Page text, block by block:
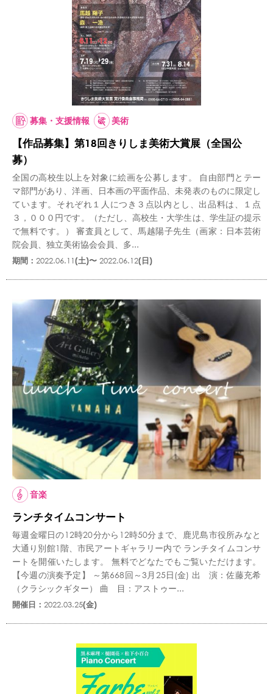
募集・支援情報 美術
【作品募集】第18回きりしま美術大賞展（全国公
募）
全国の高校生以上を対象に絵画を公募します。 自由部門とテー
マ部門があり、洋画、日本画の平面作品、未発表のものに限定し
ています。それぞれ１人につき３点以内とし、出品料は、１点
３，０００円です。（ただし、高校生・大学生は、学生証の提示
で無料です。） 審査員として、馬越陽子先生（画家：日本芸術
院会員、独立美術協会会員、多...
期間： 2022.06.11(土)〜 2022.06.12(日)
音楽
ランチタイムコンサート
毎週金曜日の12時20分から12時50分まで、鹿児島市役所みなと
大通り別館1階、市民アートギャラリー内で ランチタイムコンサ
ートを開催いたします。 無料でどなたでもご覧いただけます。
【今週の演奏予定】 ～第668回～3月25日(金) 出 演：佐藤充希
（クラシックギター） 曲 目：アストゥー...
開催日： 2022.03.25(金)